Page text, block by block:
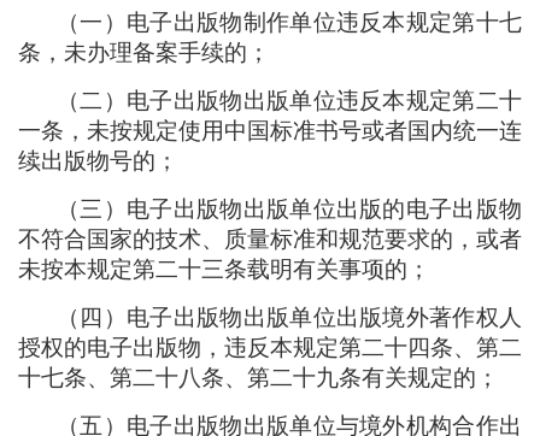
（一 ） 电子出版物制作单位违反本规定第十七
条 ， 未办理备案手续的 ；
（二 ） 电子出版物出版单位违反本规定第二十
一条 ， 未按规定使用中国标准书号或者国内统一连
续出版物号的 ；
（三 ） 电子出版物出版单位出版的电子出版物
不符合国家的技术、质量标准和规范要求的 ， 或者
未按本规定第二十三条载明有关事项的 ；
（ 四 ） 电子出版物出版单位出版境外著作权人
授权的电子出版物 ， 违反本规定第二十四条、第二
十七条、第二十八条、第二十九条有关规定的 ；
（五 ） 电子出版物出版单位与境外机构合作出